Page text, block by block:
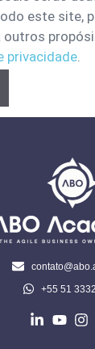
este site,
outros
privacidade
+55 51